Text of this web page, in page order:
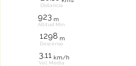
Distancia
923 m
Altitud Mín
1298 m
Descenso
3.11 km/h
Vel. Media